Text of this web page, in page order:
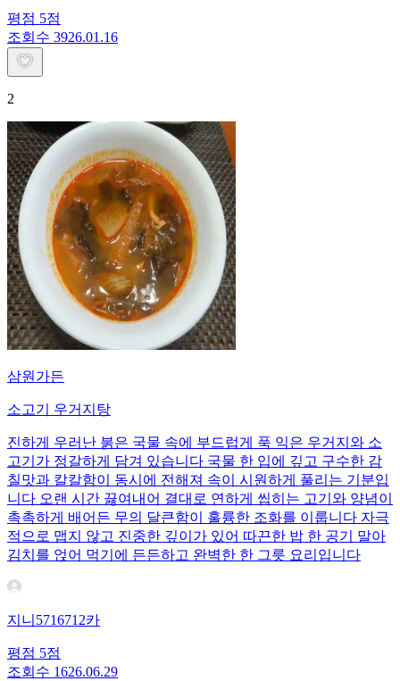
평점 5점
조회수 3926.01.16
2
삼원가든
소고기 우거지탕
진하게 우러난 붉은 국물 속에 부드럽게 푹 익은 우거지와 소
고기가 정갈하게 담겨 있습니다 국물 한 입에 깊고 구수한 감
칠맛과 칼칼함이 동시에 전해져 속이 시원하게 풀리는 기분입
니다 오랜 시간 끓여내어 결대로 연하게 씹히는 고기와 양념이
촉촉하게 배어든 무의 달큰함이 훌륭한 조화를 이룹니다 자극
적으로 맵지 않고 진중한 깊이가 있어 따끈한 밥 한 공기 말아
김치를 얹어 먹기에 든든하고 완벽한 한 그릇 요리입니다
지니5716712카
평점 5점
조회수 1626.06.29